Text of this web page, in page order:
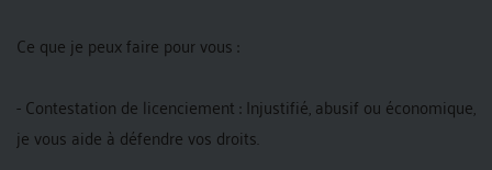
Ce que je peux faire pour vous :
- Contestation de licenciement : Injustifié, abusif ou économique,
je vous aide à défendre vos droits.